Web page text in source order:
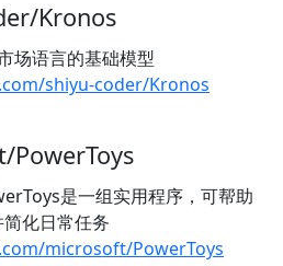
Kronos
场语言的基础模型
shiyu-coder/Kronos
PowerToys
是一组实用程序，可帮助
化日常任务
microsoft/PowerToys